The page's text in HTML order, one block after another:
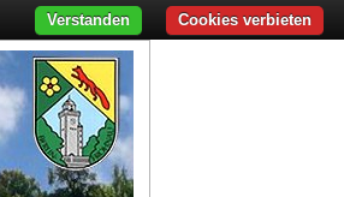
Cookies verbieten
Verstanden